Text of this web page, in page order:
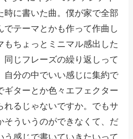
時に書いた曲。僕が家で全部
でテーマとかも作って作曲し
もちょっとミニマル感出した
同じフレーズの繰り返しって
自分の中でいい感じに集約で
ギターとか色々エフェクター
れるじゃないですか。でもサ
そういうのができなくて、だ
う感じで書いていきたいって